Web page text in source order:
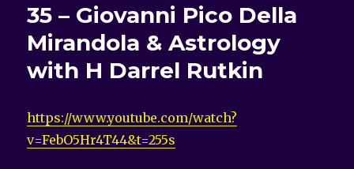
35 – Giovanni Pico Della
Mirandola & Astrology
with H Darrel Rutkin
https://www.youtube.com/watch?
v=FebO5Hr4T44&t=255s